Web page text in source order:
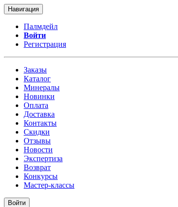
Навигация
Палмдейл
Войти
Регистрация
Заказы
Каталог
Минералы
Новинки
Оплата
Доставка
Контакты
Скидки
Отзывы
Новости
Экспертиза
Возврат
Конкурсы
Мастер-классы
Войти